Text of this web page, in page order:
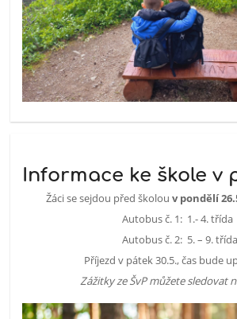
Informace ke škole v
Žáci se sejdou před školou v pondělí
Autobus č. 1: 1.- 4. třída
Autobus č. 2: 5. – 9. třída
Příjezd v pátek 30.5., čas bude
Zážitky ze ŠvP můžete sledovat